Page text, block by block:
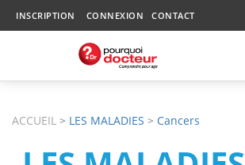
INSCRIPTION CONNEXION CONTACT
ACCUEIL > LES MALADIES > Cancers